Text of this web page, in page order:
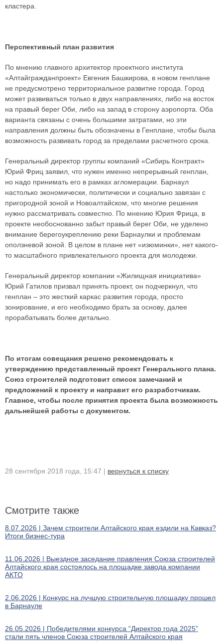
кластера.
Перспективный план развития
По мнению главного архитектор проектного института
«Алтайгражданпроект» Евгения Башкирова, в новом генплане
не предусмотрено территориальное развитие города. Город
может развиваться только в двух направлениях, либо на восток
на правый берег Оби, либо на запад в сторону аэропорта. Оба
варианта связаны с очень большими затратами, но эти
направления должны быть обозначены в Генплане, чтобы была
возможность развивать город за пределами расчетного срока.
Генеральный директор группы компаний «Сибирь Контракт»
Юрий Фриц заявил, что нужен именно непрерывный генплан,
но надо принимать его в рамках агломерации. Барнаул
настолько экономически, политически и социально завязан с
пригородной зоной и Новоалтайском, что многие решения
нужно рассматривать совместно. По мнению Юрия Фрица, в
проекте необоснованно забыт правый берег Оби, не уделено
внимание берегоукреплению реки Барнаулки и проблемам
оползневой зоной. В целом в плане нет «изюминки», нет какого-
то масштабного привлекательного проекта для молодежи.
Генеральный директор компании «Жилищная инициатива»
Юрий Гатилов призвал принять проект, он подчеркнул, что
генплан – это жесткий каркас развития города, просто
зонирование, и его необходимо брать за основу, далее
прорабатывать более детально.
По итогам совещания решено рекомендовать к
утверждению представленный проект Генерального плана.
Союз строителей подготовит список замечаний и
предложений к проекту и направит его разработчикам.
Главное, чтобы после принятия проекта была возможность
дальнейшей работы с документом.
28 сентября 2018 года, 15:47 | вернуться к списку
Смотрите также
8.07.2026 | Зачем строители Алтайского края ездили на Кавказ?
Итоги бизнес-тура
11.06.2026 | Выездное заседание правления Союза строителей
Алтайского края состоялось на площадке завода компании
АКТО
2.06.2026 | Конкурс на лучшую строительную площадку прошел
в Барнауле
26.05.2026 | Победителями конкурса “Директор года 2025”
стали пять членов Союза строителей Алтайского края